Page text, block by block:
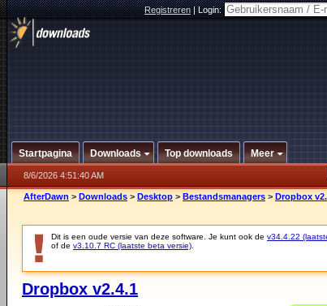
Registreren|Login:
Startpagina Downloads Top downloads Meer
8/6/2026 4:51:40 AM
AfterDawn > Downloads > Desktop > Bestandsmanagers > Dropbox
Dit is een oude versie van deze software. Je kunt ook de v34.4.22
of de v3.10.7 RC (laatste beta versie)
Dropbox v2.4.1